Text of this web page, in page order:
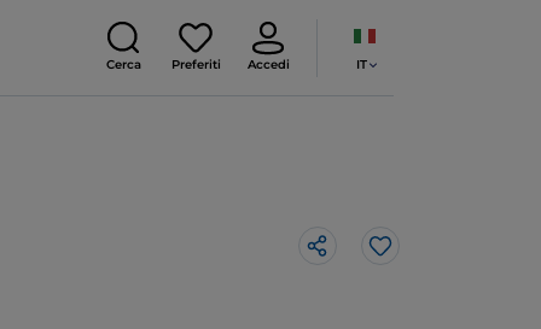
Cerca Preferiti Accedi IT
Like